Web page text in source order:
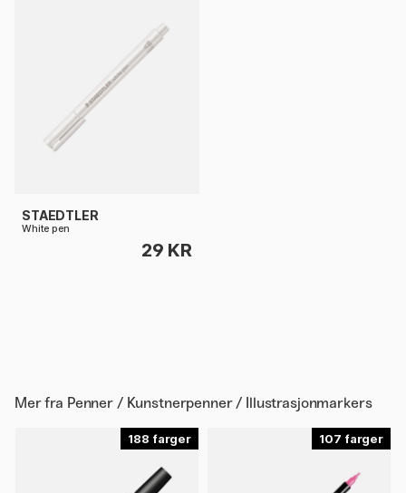
STAEDTLER
White pen
29 KR
Mer fra Penner / Kunstnerpenner / Illustrasjonmarkers
188 107